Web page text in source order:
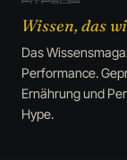
Wissen, das
Das
Performance.
Ernährung und
Hype.